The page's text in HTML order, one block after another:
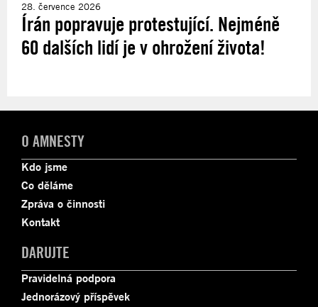
28. července 2026
Írán popravuje protestující. Nejméně
60 dalších lidí je v ohrožení života!
O AMNESTY
Kdo jsme
Co děláme
Zpráva o činnosti
Kontakt
DARUJTE
Pravidelná podpora
Jednorázový příspěvek